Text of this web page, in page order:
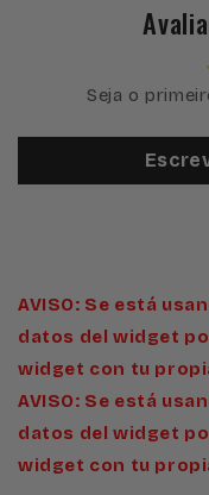
Seja o
AVISO: Se está
datos del widget
widget con tu
AVISO: Se está
datos del widget
widget con tu